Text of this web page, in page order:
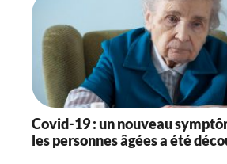
Covid-19 : un nouveau
les personnes âgées a été